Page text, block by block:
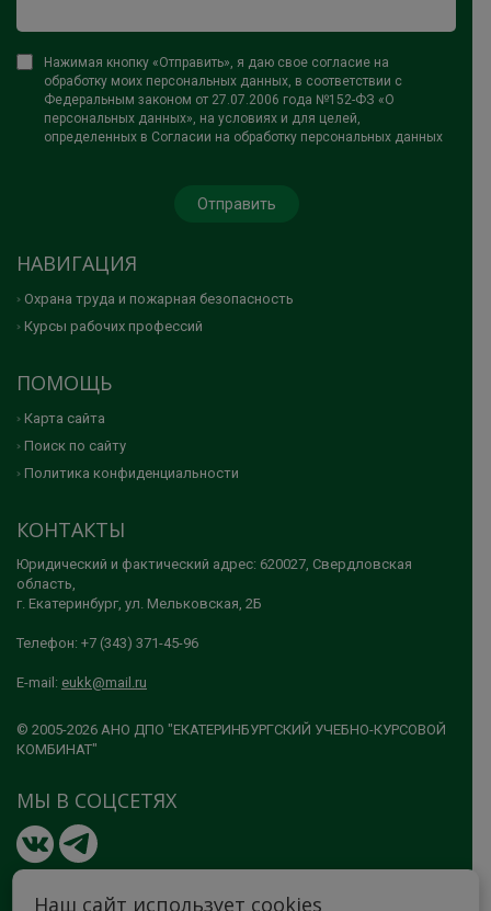
Нажимая кнопку «Отправить», я даю свое согласие на
обработку моих персональных данных, в соответствии с
Федеральным законом от 27.07.2006 года №152-ФЗ «О
персональных данных», на условиях и для целей,
определенных в Согласии на обработку персональных данных
НАВИГАЦИЯ
Охрана труда и пожарная безопасность
Курсы рабочих профессий
ПОМОЩЬ
Карта сайта
Поиск по сайту
Политика конфиденциальности
КОНТАКТЫ
Юридический и фактический адрес: 620027, Свердловская
область,
г. Екатеринбург, ул. Мельковская, 2Б
Телефон: +7 (343) 371-45-96
E-mail: eukk@mail.ru
© 2005-2026 АНО ДПО "ЕКАТЕРИНБУРГСКИЙ УЧЕБНО-КУРСОВОЙ
КОМБИНАТ"
МЫ В СОЦСЕТЯХ
Наш сайт использует cookies